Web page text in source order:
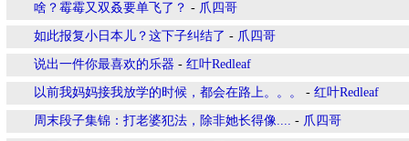
啥？霉霉又双叒要单飞了？ - 爪四哥
如此报复小日本儿？这下子纠结了 - 爪四哥
说出一件你最喜欢的乐器 - 红叶Redleaf
以前我妈妈接我放学的时候，都会在路上。。。 - 红叶Redleaf
周末段子集锦：打老婆犯法，除非她长得像.... - 爪四哥